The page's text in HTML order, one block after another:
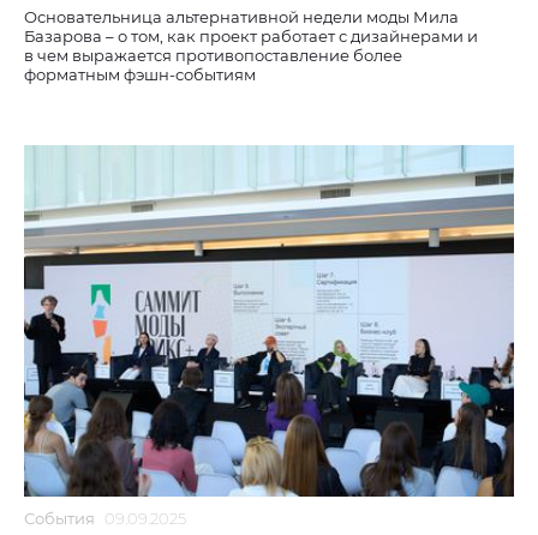
Основательница альтернативной недели моды Мила
Базарова – о том, как проект работает с дизайнерами и
в чем выражается противопоставление более
форматным фэшн-событиям
События 09.09.2025